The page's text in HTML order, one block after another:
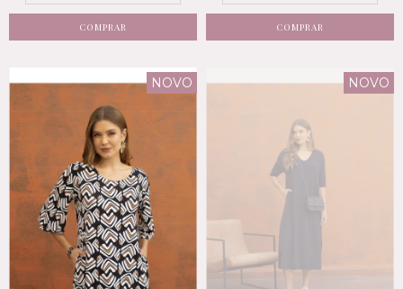
COMPRAR COMPRAR
NOVO NOVO